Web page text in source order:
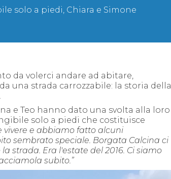
solo a piedi, Chiara e Simone
da volerci andare ad abitare,
una strada carrozzabile: la storia della
e Teo hanno dato una svolta alla loro
solo a piedi che costituisce
vivere e abbiamo fatto alcuni
sembrato speciale. Borgata Calcina ci
strada. Era l'estate del 2016. Ci siamo
subito.”